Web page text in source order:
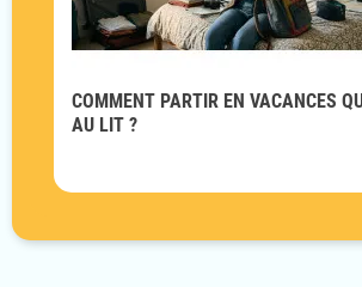
COMMENT PARTIR EN VACANCES
AU LIT ?